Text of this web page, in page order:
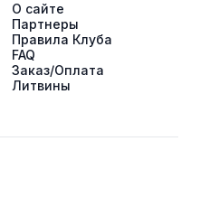
О сайте
Партнеры
Правила Клуба
FAQ
Заказ/Оплата
Литвины